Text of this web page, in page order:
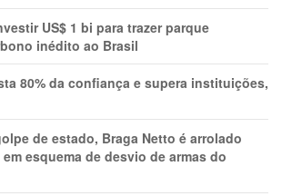
US$ 1 bi para trazer parque
inédito ao Brasil
80% da confiança e supera instituições,
de estado, Braga Netto é arrolado
esquema de desvio de armas do